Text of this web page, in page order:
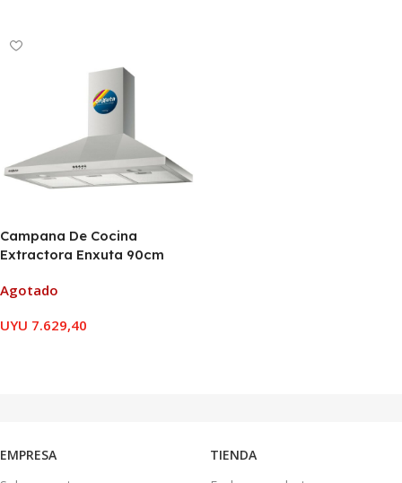
Campana De Cocina
Extractora Enxuta 90cm
Agotado
UYU 7.629,40
EMPRESA
TIENDA